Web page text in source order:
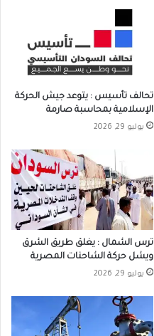
تحالف تأسيس : يتوعد جيش الحركة
الإسلامية بمحاسبة صارمة
يوليو 29, 2026
ترس الشمال : يغلق طريق الشرق
ويشل حركة الشاحنات المصرية
يوليو 29, 2026